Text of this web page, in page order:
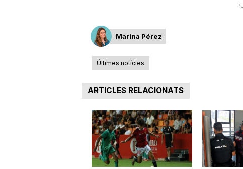
o
Marina Pérez
Últimes notícies
ARTICLES RELACIONATS